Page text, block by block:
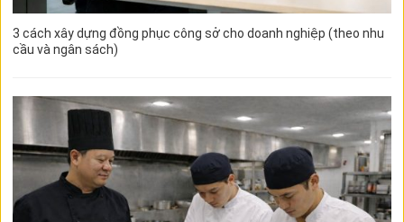
3 cách xây dựng đồng phục công sở cho doanh nghiệp (theo nhu
cầu và ngân sách)